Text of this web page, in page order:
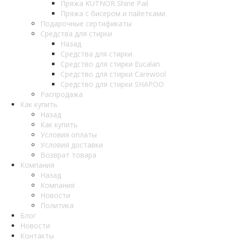
Пряжа KUTNOR Shine Pail
Пряжа с бисером и пайетками
Подарочные сертификаты
Средства для стирки
Назад
Средства для стирки
Средство для стирки Eucalan
Средство для стирки Carewool
Средство для стирки SHAPOO
Распродажа
Как купить
Назад
Как купить
Условия оплаты
Условия доставки
Возврат товара
Компания
Назад
Компания
Новости
Политика
Блог
Новости
Контакты